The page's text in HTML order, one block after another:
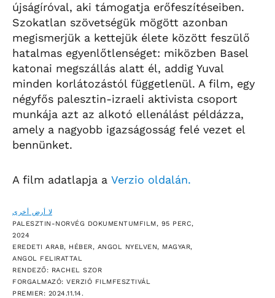
újságíróval, aki támogatja erőfeszítéseiben.
Szokatlan szövetségük mögött azonban
megismerjük a kettejük élete között feszülő
hatalmas egyenlőtlenséget: miközben Basel
katonai megszállás alatt él, addig Yuval
minden korlátozástól függetlenül. A film, egy
négyfős palesztin-izraeli aktivista csoport
munkája azt az alkotó ellenálást példázza,
amely a nagyobb igazságosság felé vezet el
bennünket.
A film adatlapja a Verzio oldalán.
لا أرض أخرى
PALESZTIN-NORVÉG DOKUMENTUMFILM, 95 PERC,
2024
EREDETI ARAB, HÉBER, ANGOL NYELVEN, MAGYAR,
ANGOL FELIRATTAL
RENDEZŐ: RACHEL SZOR
FORGALMAZÓ: VERZIÓ FILMFESZTIVÁL
PREMIER: 2024.11.14.